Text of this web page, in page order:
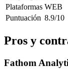
Plataformas WEB
Puntuación 8.9/10
Pros y
Fathom